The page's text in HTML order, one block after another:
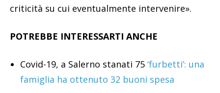
criticità su cui eventualmente intervenire».
POTREBBE INTERESSARTI ANCHE
Covid-19, a Salerno stanati 75 ‘furbetti’: una
famiglia ha ottenuto 32 buoni spesa